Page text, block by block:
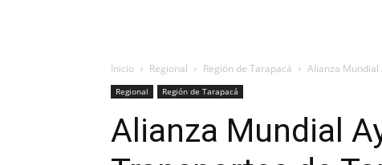
Inicio Regional Región de Tarapacá Alianza
Regional Región de Tarapacá
Alianza Mundial